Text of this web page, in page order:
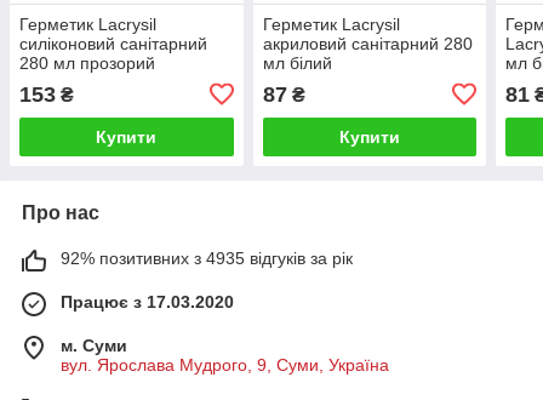
Герметик Lacrysil
силіконовий санітарний
280 мл прозорий
153 ₴
Купити
Герметик Lacrysil
акриловий санітарний 280
мл білий
87₴
Купити
мл
81
Про нас
92% позитивних з 4935 відгуків за рік
Працює з 17.03.2020
м. Суми
вул. Ярослава Мудрого, 9, Суми, Україна